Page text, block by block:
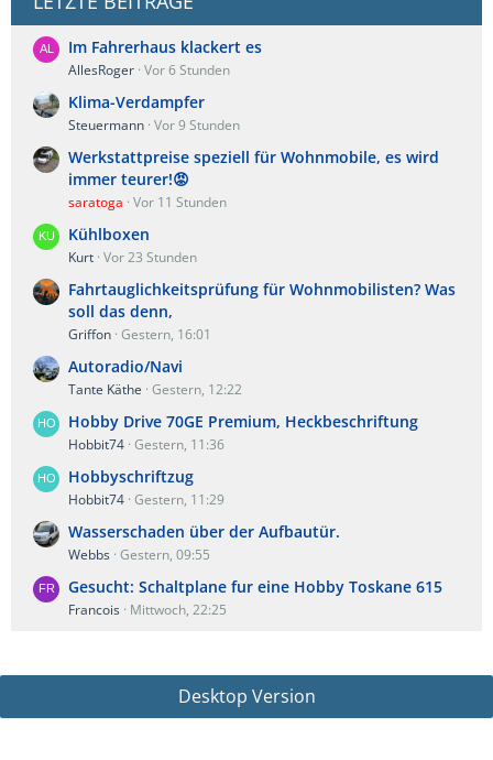
Im Fahrerhaus klackert es
AllesRoger Vor 6 Stunden
Klima-Verdampfer
Steuermann Vor 9 Stunden
Werkstattpreise speziell für Wohnmobile, es wird
immer teurer!😡
saratoga Vor 11 Stunden
Kühlboxen
Kurt Vor 23 Stunden
Fahrtauglichkeitsprüfung für Wohnmobilisten? Was
soll das denn,
Griffon Gestern, 16:01
Autoradio/Navi
Tante Käthe Gestern, 12:22
Hobby Drive 70GE Premium, Heckbeschriftung
Hobbit74 Gestern, 11:36
Hobbyschriftzug
Hobbit74 Gestern, 11:29
Wasserschaden über der Aufbautür.
Webbs Gestern, 09:55
Gesucht: Schaltplane fur eine Hobby Toskane 615
Francois Mittwoch, 22:25
Desktop Version